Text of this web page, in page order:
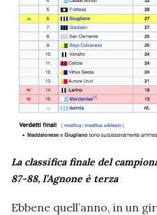
La classifica finale del
87-88, l’Agnone è terza
Ebbene quell’anno, in un